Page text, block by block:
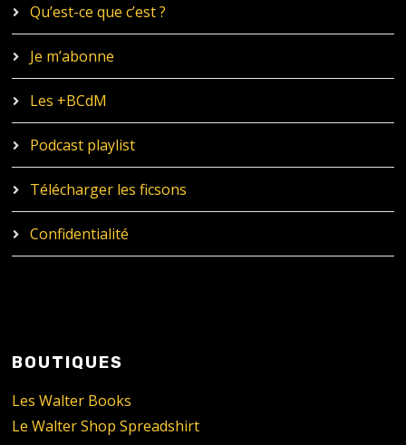
Qu’est-ce que c’est ?
Je m’abonne
Les +BCdM
Podcast playlist
Télécharger les ficsons
Confidentialité
BOUTIQUES
Les Walter Books
Le Walter Shop Spreadshirt